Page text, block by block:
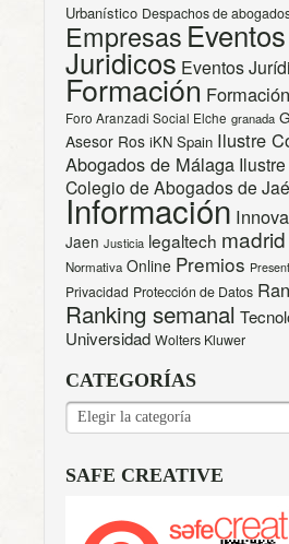
Urbanístico Despachos de
Empresas Eventos
Juridicos Eventos
Formación
Foro Aranzadi Social Elche granada
Asesor Ros iKN Spain Ilustre
Abogados de Málaga Ilustre
Colegio de Abogados de
Información
Jaen Justicia legaltech madrid
Normativa Online Premios
Privacidad Protección de Datos
Ranking semanal
Universidad Wolters Kluwer
CATEGORÍAS
CATEGORÍAS
SAFE CREATIVE